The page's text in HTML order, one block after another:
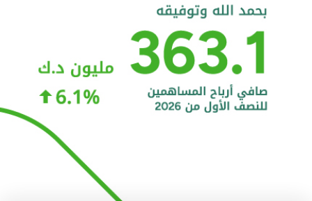
الخدمات المصرفية الإلكترونية للشركات
خدمة "بيتك" للتداول الإلكتروني
الحسابات المصرفية
البطاقات
"برامج العملاء"